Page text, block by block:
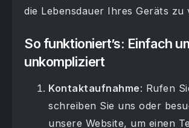
die Lebensdauer Ihres Geräts zu
So funktioniert’s: Einfach
unkompliziert
Kontaktaufnahme: Rufen
schreiben Sie uns oder
unsere Website, um einen